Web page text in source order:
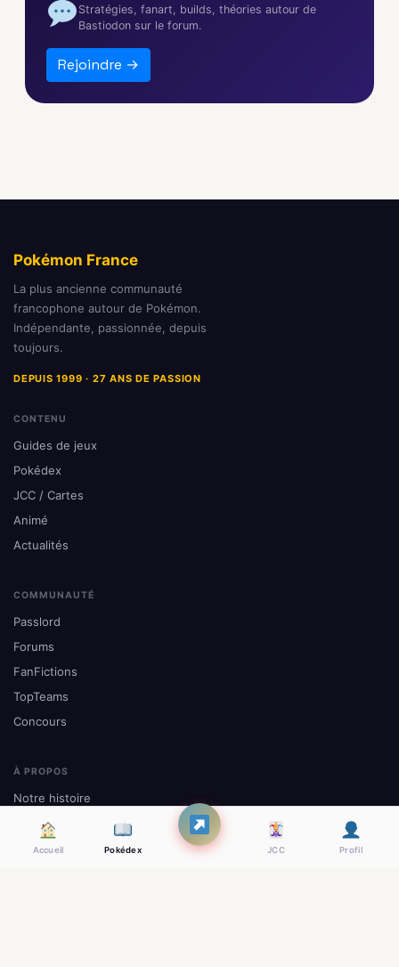
Stratégies, fanart, builds, théories autour de
Bastiodon sur le forum.
Rejoindre →
Accueil Pokédex JCC Profil
Pokémon France
La plus ancienne communauté
francophone autour de Pokémon.
Indépendante, passionnée, depuis
toujours.
DEPUIS 1999 · 27 ANS DE PASSION
CONTENU
Guides de jeux
Pokédex
JCC / Cartes
Animé
Actualités
COMMUNAUTÉ
Passlord
Forums
FanFictions
TopTeams
Concours
À PROPOS
Notre histoire
L'équipe
Nous contacter